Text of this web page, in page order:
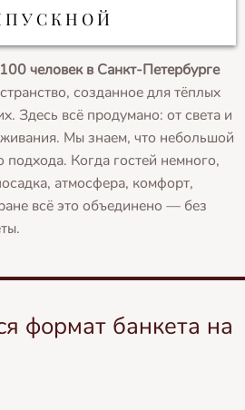
П У С К Н О Й
человек в Санкт-Петербурге
созданное для тёплых
Здесь всё продумано: от света и
Мы знаем, что небольшой
подхода. Когда гостей немного,
атмосфера, комфорт,
всё это объединено — без
формат банкета на